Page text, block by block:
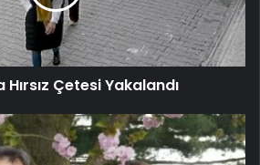
Çetesi Yakalandı